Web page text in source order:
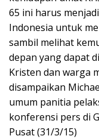
65 ini harus
Indonesia untuk
sambil melihat
depan yang dapat
Kristen dan warga
disampaikan
umum panitia
konferensi pers di
Pusat (31/3/15)